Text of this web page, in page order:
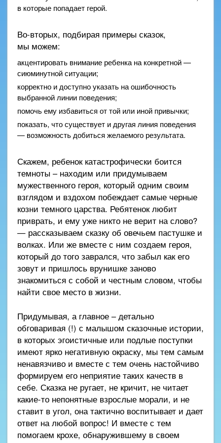
в которые попадает герой.
Во-вторых, подбирая примеры сказок,
мы можем:
акцентировать внимание ребенка на конкретной —
сиюминутной ситуации;
корректно и доступно указать на ошибочность
выбранной линии поведения;
помочь ему избавиться от той или иной привычки;
показать, что существует и другая линия поведения
— возможность добиться желаемого результата.
Скажем, ребенок катастрофически боится
темноты – находим или придумываем
мужественного героя, который одним своим
взглядом и вздохом побеждает самые черные
козни темного царства. Ребятенок любит
приврать, и ему уже никто не верит на слово?
— рассказываем сказку об овечьем пастушке и
волках. Или же вместе с ним создаем героя,
который до того заврался, что забыл как его
зовут и пришлось врунишке заново
знакомиться с собой и честным словом, чтобы
найти свое место в жизни.
Придумывая, а главное – детально
обговаривая (!) с малышом сказочные истории,
в которых эгоистичные или подлые поступки
имеют ярко негативную окраску, мы тем самым
ненавязчиво и вместе с тем очень настойчиво
формируем его неприятие таких качеств в
себе. Сказка не ругает, не кричит, не читает
какие-то непонятные взрослые морали, и не
ставит в угол, она тактично воспитывает и дает
ответ на любой вопрос! И вместе с тем
помогаем крохе, обнаружившему в своем